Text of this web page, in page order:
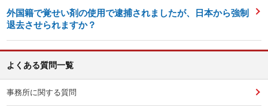
外国籍で覚せい剤の使用で逮捕されましたが、日本から強制
退去させられますか？
よくある質問一覧
事務所に関する質問